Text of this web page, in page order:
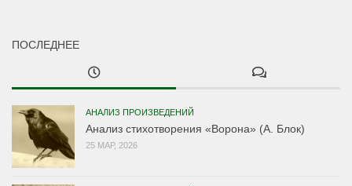
ПОСЛЕДНЕЕ
АНАЛИЗ ПРОИЗВЕДЕНИЙ
Анализ стихотворения «Ворона» (А. Блок)
25 МАР, 2026